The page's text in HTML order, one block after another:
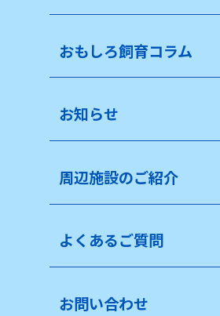
おもしろ飼育コラム
お知らせ
周辺施設のご紹介
よくあるご質問
お問い合わせ